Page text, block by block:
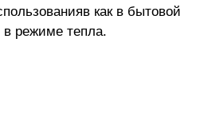
как в бытовой
режиме тепла.